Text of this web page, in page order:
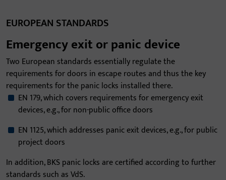
EUROPEAN STANDARDS
Emergency exit or panic device
Two European standards essentially regulate the
requirements for doors in escape routes and thus the key
requirements for the panic locks installed there.
EN 179, which covers requirements for emergency exit
devices, e.g., for non-public office doors
EN 1125, which addresses panic exit devices, e.g., for public
project doors
In addition, BKS panic locks are certified according to further
standards such as VdS.